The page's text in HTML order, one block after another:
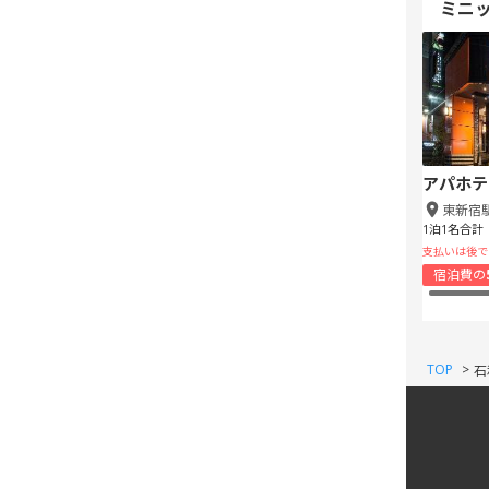
ミニ
アパホ
東新宿
1泊1名合計
支払いは後
宿泊費の
TOP >